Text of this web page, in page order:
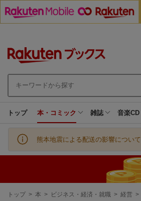
トップ 本・コミック 雑誌 音楽CD
熊本地震による配送の影響について
現
トップ > 本 > ビジネス・経済・就職 > 経営 >